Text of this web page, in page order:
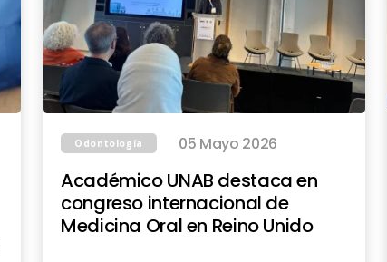
Odontología 05 Mayo 2026
Académico UNAB destaca en
congreso internacional de
Medicina Oral en Reino Unido